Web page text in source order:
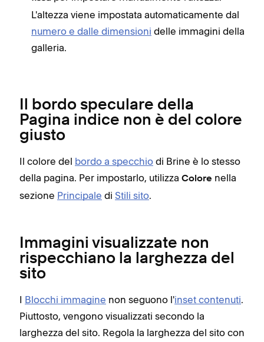
L'altezza viene impostata automaticamente dal
numero e dalle dimensioni delle immagini della
galleria.
Il bordo speculare della
Pagina indice non è del colore
giusto
Il colore del bordo a specchio di Brine è lo stesso
della pagina. Per impostarlo, utilizza Colore nella
sezione Principale di Stili sito.
Immagini visualizzate non
rispecchiano la larghezza del
sito
I Blocchi immagine non seguono l'inset contenuti.
Piuttosto, vengono visualizzati secondo la
larghezza del sito. Regola la larghezza del sito con